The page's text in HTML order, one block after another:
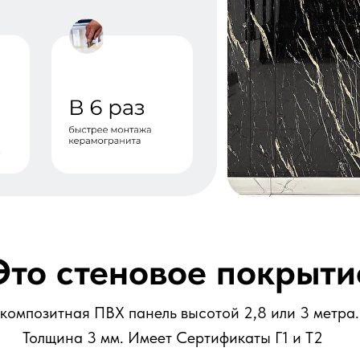
стеновое
композитная ПВХ панель высотой 2,8 или 3
Толщина 3 мм. Имеет Сертификаты Г1 и Т2
ПВХ панель высотой 2,8 или 3 метра.
Толщина 3 мм. Имеет Сертификаты Г1 и Т2